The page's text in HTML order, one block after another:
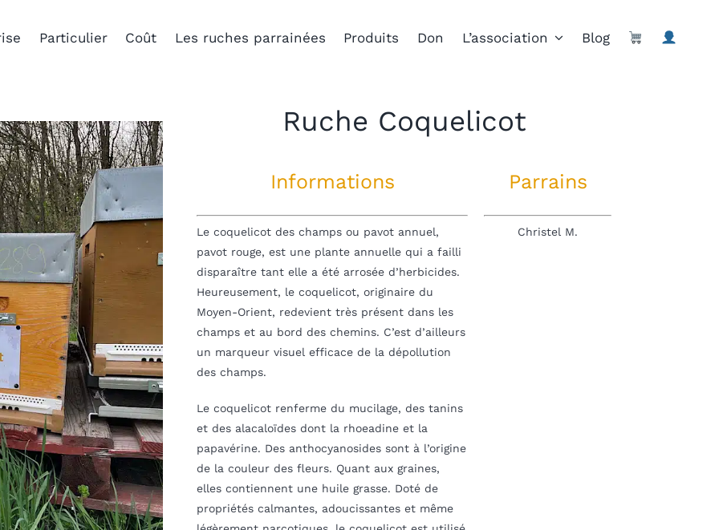
Particulier Coût Les ruches parrainées Produits Don L’association Blog
Ruche Coquelicot
Informations
Le coquelicot des champs ou pavot annuel,
pavot rouge, est une plante annuelle qui a failli
disparaître tant elle a été arrosée d’herbicides.
Heureusement, le coquelicot, originaire du
Moyen-Orient, redevient très présent dans les
champs et au bord des chemins. C’est d’ailleurs
un marqueur visuel efficace de la dépollution
des champs.
Le coquelicot renferme du mucilage, des tanins
et des alacaloïdes dont la rhoeadine et la
papavérine. Des anthocyanosides sont à l’origine
de la couleur des fleurs. Quant aux graines,
elles contiennent une huile grasse. Doté de
propriétés calmantes, adoucissantes et même
Parrains
Christel M.